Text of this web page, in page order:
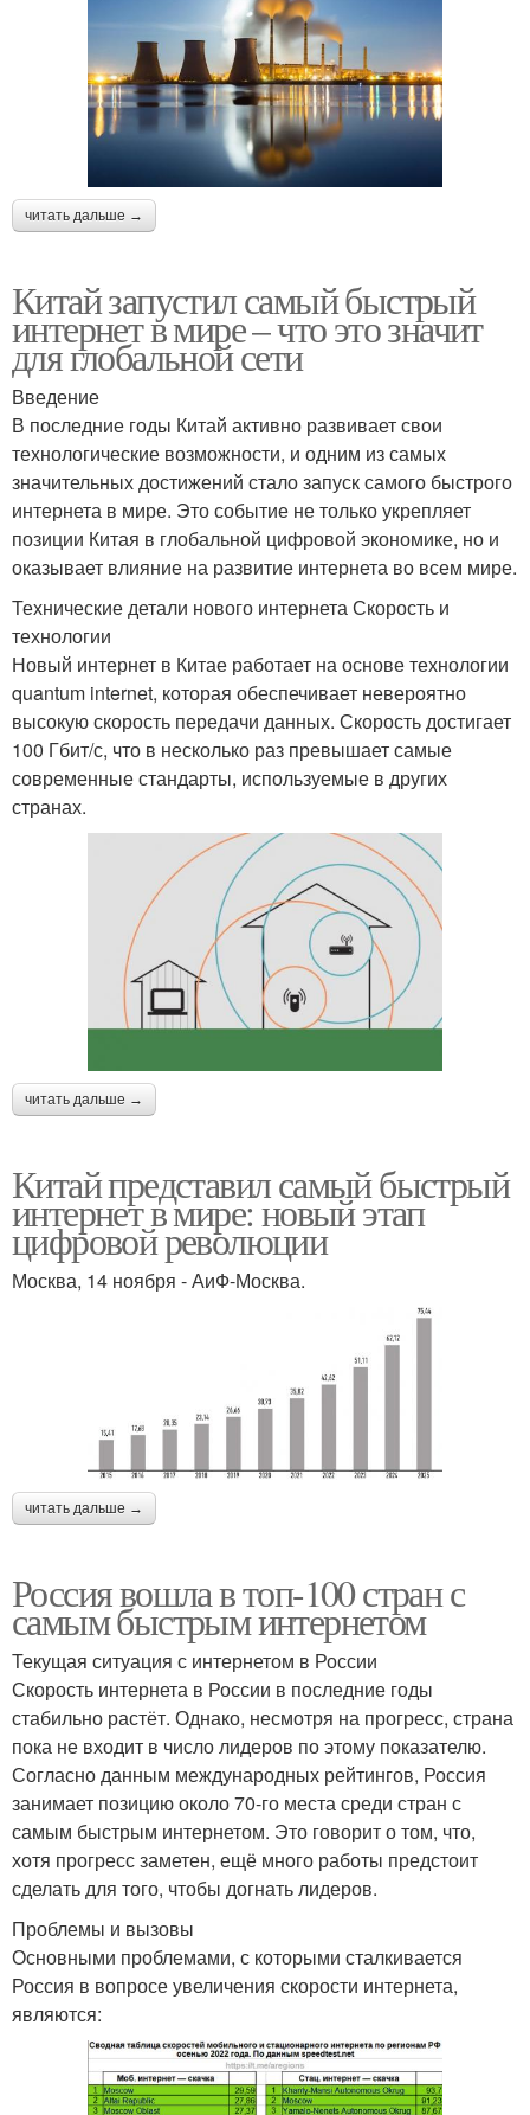
читать дальше →
Китай запустил самый быстрый
интернет в мире – что это значит
для глобальной сети
Введение
В последние годы Китай активно развивает свои
технологические возможности, и одним из самых
значительных достижений стало запуск самого быстрого
интернета в мире. Это событие не только укрепляет
позиции Китая в глобальной цифровой экономике, но и
оказывает влияние на развитие интернета во всем мире.
Технические детали нового интернета Скорость и
технологии
Новый интернет в Китае работает на основе технологии
quantum internet, которая обеспечивает невероятно
высокую скорость передачи данных. Скорость достигает
100 Гбит/с, что в несколько раз превышает самые
современные стандарты, используемые в других
странах.
читать дальше →
Китай представил самый быстрый
интернет в мире: новый этап
цифровой революции
Москва, 14 ноября - АиФ-Москва.
читать дальше →
Россия вошла в топ-100 стран с
самым быстрым интернетом
Текущая ситуация с интернетом в России
Скорость интернета в России в последние годы
стабильно растёт. Однако, несмотря на прогресс, страна
пока не входит в число лидеров по этому показателю.
Согласно данным международных рейтингов, Россия
занимает позицию около 70-го места среди стран с
самым быстрым интернетом. Это говорит о том, что,
хотя прогресс заметен, ещё много работы предстоит
сделать для того, чтобы догнать лидеров.
Проблемы и вызовы
Основными проблемами, с которыми сталкивается
Россия в вопросе увеличения скорости интернета,
являются: